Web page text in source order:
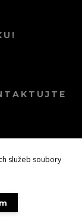
služeb soubory